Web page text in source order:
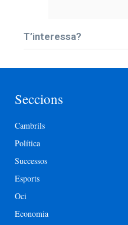
T’interessa?
Seccions
Cambrils
Política
Successos
Esports
Oci
Economia